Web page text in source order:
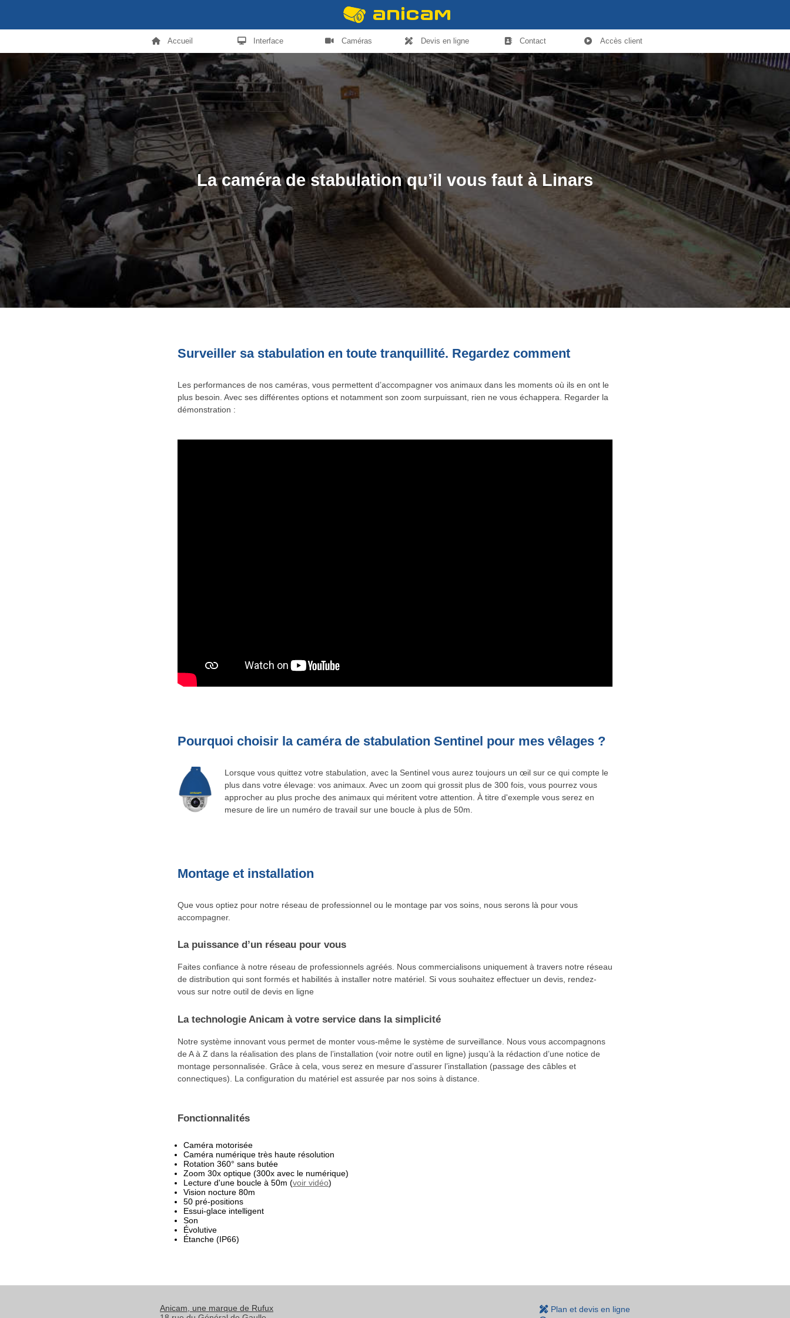
Accueil Interface Caméras Devis en ligne Contact Accès client
La caméra de stabulation qu’il vous faut à Linars
Surveiller sa stabulation en toute tranquillité. Regardez comment
Les performances de nos caméras, vous permettent d’accompagner vos animaux dans les moments où ils en ont le
plus besoin. Avec ses différentes options et notamment son zoom surpuissant, rien ne vous échappera. Regarder la
démonstration :
Pourquoi choisir la caméra de stabulation Sentinel pour mes vêlages ?
Lorsque vous quittez votre stabulation, avec la Sentinel vous aurez toujours un œil sur ce qui compte le
plus dans votre élevage: vos animaux. Avec un zoom qui grossit plus de 300 fois, vous pourrez vous
approcher au plus proche des animaux qui méritent votre attention. À titre d'exemple vous serez en
mesure de lire un numéro de travail sur une boucle à plus de 50m.
Montage et installation
Que vous optiez pour notre réseau de professionnel ou le montage par vos soins, nous serons là pour vous
accompagner.
La puissance d’un réseau pour vous
Faites confiance à notre réseau de professionnels agréés. Nous commercialisons uniquement à travers notre réseau
de distribution qui sont formés et habilités à installer notre matériel. Si vous souhaitez effectuer un devis, rendez-
vous sur notre outil de devis en ligne
La technologie Anicam à votre service dans la simplicité
Notre système innovant vous permet de monter vous-même le système de surveillance. Nous vous accompagnons
de A à Z dans la réalisation des plans de l’installation (voir notre outil en ligne) jusqu’à la rédaction d’une notice de
montage personnalisée. Grâce à cela, vous serez en mesure d’assurer l’installation (passage des câbles et
connectiques). La configuration du matériel est assurée par nos soins à distance.
Fonctionnalités
Caméra motorisée
Caméra numérique très haute résolution
Rotation 360° sans butée
Zoom 30x optique (300x avec le numérique)
Lecture d'une boucle à 50m (voir vidéo)
Vision nocture 80m
50 pré-positions
Essui-glace intelligent
Son
Évolutive
Étanche (IP66)
Plan et devis en ligne
Anicam , une marque de Rufux